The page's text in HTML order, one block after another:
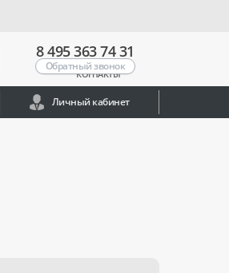
КОНТАКТЫ
8 495 363 74 31
Обратный звонок
Личный кабинет